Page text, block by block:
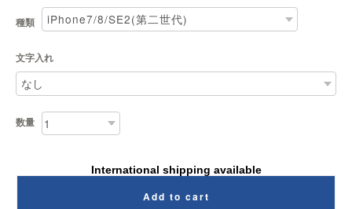
種類
文字入れ
数量
International shipping available
Add to cart